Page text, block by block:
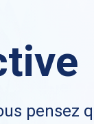
pensez